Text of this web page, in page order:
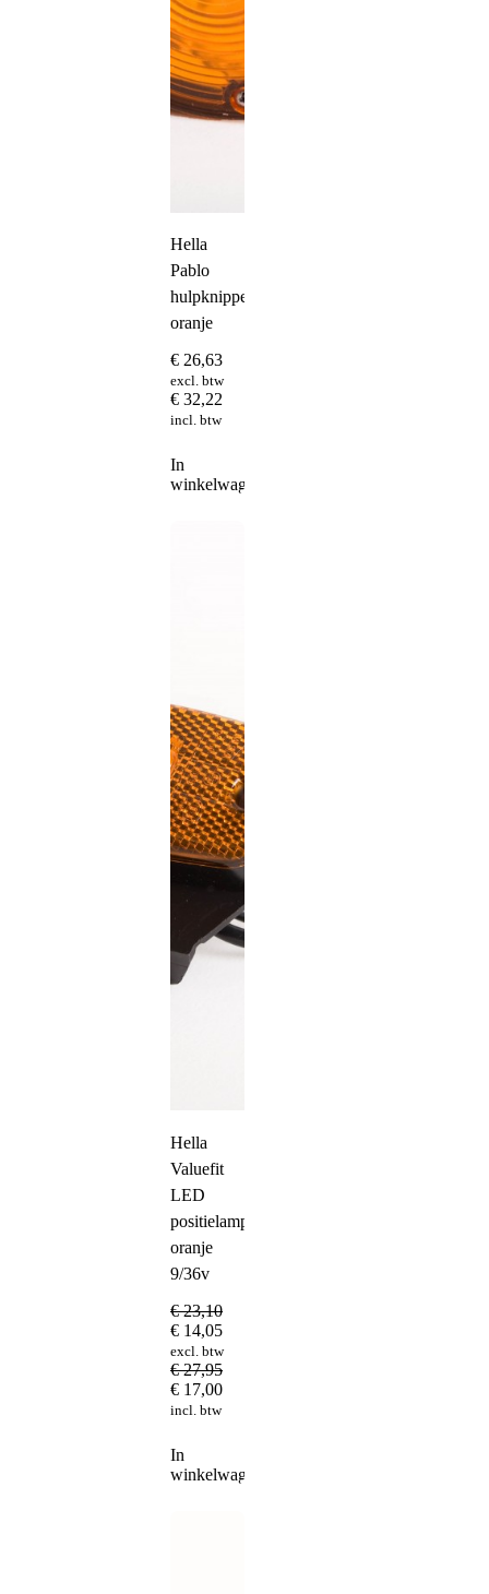
Hella
Pablo
hulpknipperlicht
oranje
€ 26,63
excl. btw
€ 32,22
incl. btw
In
winkelwagen
Hella
Valuefit
LED
positielamp
oranje
9/36v
€23,10
€ 14,05
excl. btw
€27,95
€ 17,00
incl. btw
In
winkelwagen